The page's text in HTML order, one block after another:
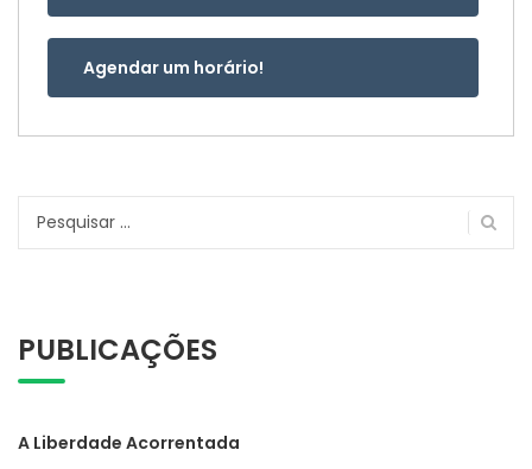
Agendar um horário!
Pesquisar
PUBLICAÇÕES
A Liberdade Acorrentada